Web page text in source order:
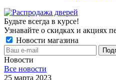
Будьте всегда в курсе!
Узнавайте о скидках и акциях
Новости магазина
Новости
Все новости
25 марта 2023